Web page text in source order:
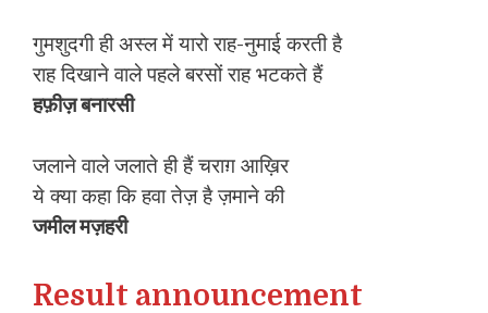
गुमशुदगी ही अस्ल में यारो राह-नुमाई करती है
राह दिखाने वाले पहले बरसों राह भटकते हैं
हफ़ीज़ बनारसी
जलाने वाले जलाते ही हैं चराग़ आख़िर
ये क्या कहा कि हवा तेज़ है ज़माने की
जमील मज़हरी
Result announcement